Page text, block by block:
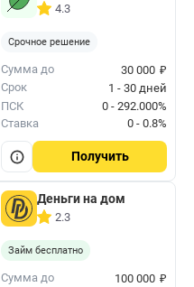
4.3
Срочное решение
Сумма до 30 000 ₽
Срок
1 - 30 дней
ПСК
0 - 292.000%
Ставка
0 - 0.8%
Получить
Деньги на дом
2.3
Займ бесплатно
Сумма до 100 000 ₽